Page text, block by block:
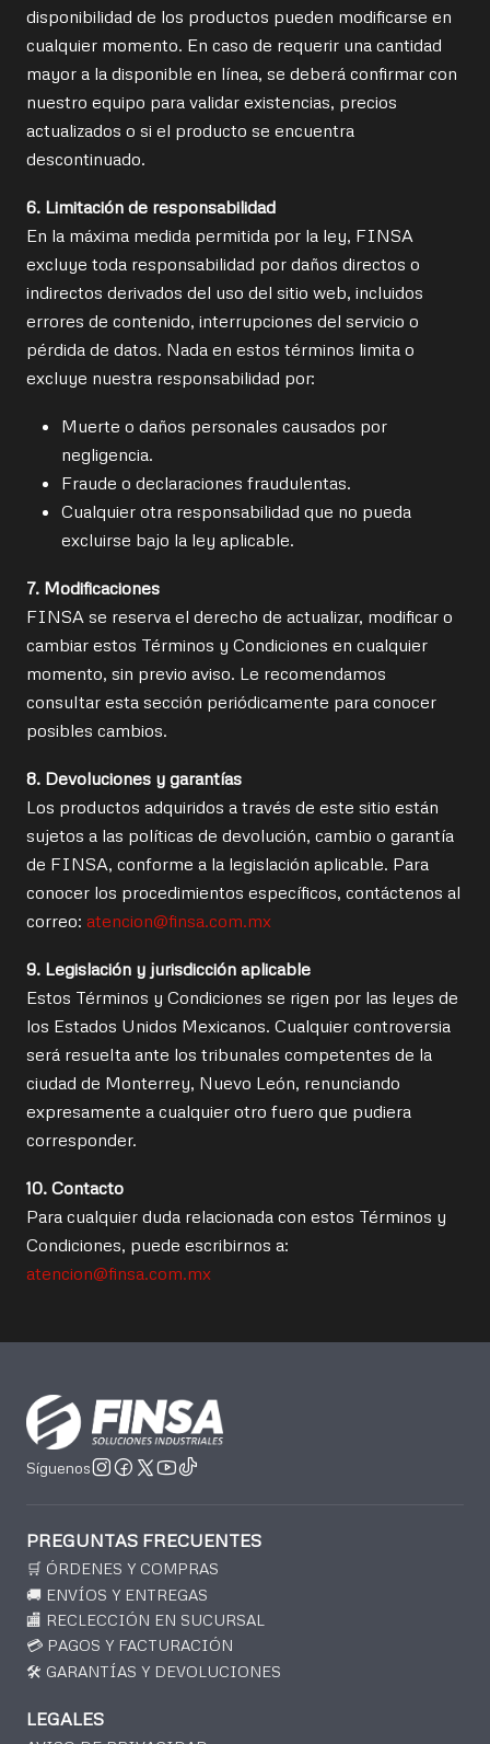
disponibilidad de los productos pueden modificarse en
cualquier momento. En caso de requerir una cantidad
mayor a la disponible en línea, se deberá confirmar con
nuestro equipo para validar existencias, precios
actualizados o si el producto se encuentra
descontinuado.
6. Limitación de responsabilidad
En la máxima medida permitida por la ley, FINSA
excluye toda responsabilidad por daños directos o
indirectos derivados del uso del sitio web, incluidos
errores de contenido, interrupciones del servicio o
pérdida de datos. Nada en estos términos limita o
excluye nuestra responsabilidad por:
Muerte o daños personales causados por
negligencia.
Fraude o declaraciones fraudulentas.
Cualquier otra responsabilidad que no pueda
excluirse bajo la ley aplicable.
7. Modificaciones
FINSA se reserva el derecho de actualizar, modificar o
cambiar estos Términos y Condiciones en cualquier
momento, sin previo aviso. Le recomendamos
consultar esta sección periódicamente para conocer
posibles cambios.
8. Devoluciones y garantías
Los productos adquiridos a través de este sitio están
sujetos a las políticas de devolución, cambio o garantía
de FINSA, conforme a la legislación aplicable. Para
conocer los procedimientos específicos, contáctenos al
correo: atencion@finsa.com.mx
9. Legislación y jurisdicción aplicable
Estos Términos y Condiciones se rigen por las leyes de
los Estados Unidos Mexicanos. Cualquier controversia
será resuelta ante los tribunales competentes de la
ciudad de Monterrey, Nuevo León, renunciando
expresamente a cualquier otro fuero que pudiera
corresponder.
10. Contacto
Para cualquier duda relacionada con estos Términos y
Condiciones, puede escribirnos a:
atencion@finsa.com.mx
Síguenos
PREGUNTAS FRECUENTES
🛒 ÓRDENES Y COMPRAS
🚚 ENVÍOS Y ENTREGAS
🏬 RECLECCIÓN EN SUCURSAL
💳 PAGOS Y FACTURACIÓN
🛠️ GARANTÍAS Y DEVOLUCIONES
LEGALES